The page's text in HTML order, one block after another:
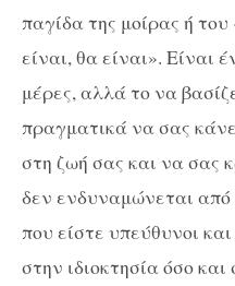
παγίδα της μοίρας ή
είναι, θα είναι». Είναι
μέρες, αλλά το να
πραγματικά να σας
στη ζωή σας και να σας
δεν ενδυναμώνεται
που είστε υπεύθυνοι
στην ιδιοκτησία όσο